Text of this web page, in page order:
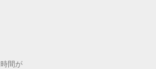
間が